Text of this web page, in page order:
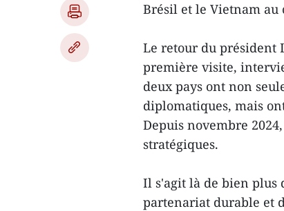
Brésil et le Vietnam au
Le retour du président
première visite,
deux pays ont non
diplomatiques, mais
Depuis novembre
stratégiques.
Il s'agit là de bien plus
partenariat durable et